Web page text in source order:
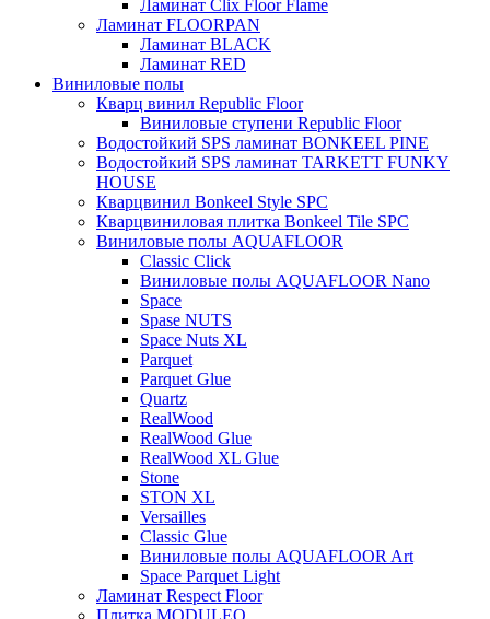
Ламинат Clix Floor Flame
Ламинат FLOORPAN
Ламинат BLACK
Ламинат RED
Виниловые полы
Кварц винил Republic Floor
Виниловые ступени Republic Floor
Водостойкий SPS ламинат BONKEEL PINE
Водостойкий SPS ламинат TARKETT FUNKY
HOUSE
Кварцвинил Bonkeel Style SPC
Кварцвиниловая плитка Bonkeel Tile SPC
Виниловые полы AQUAFLOOR
Classic Click
Виниловые полы AQUAFLOOR Nano
Space
Spase NUTS
Space Nuts XL
Parquet
Parquet Glue
Quartz
RealWood
RealWood Glue
RealWood XL Glue
Stone
STON XL
Versailles
Classic Glue
Виниловые полы AQUAFLOOR Art
Space Parquet Light
Ламинат Respect Floor
Плитка MODULEO